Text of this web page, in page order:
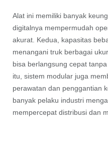
Alat ini memiliki banyak
digitalnya mempermudah
akurat. Kedua, kapasitas
menangani truk berbagai
bisa berlangsung cepat
itu, sistem modular juga
perawatan dan penggantian
banyak pelaku industri
mempercepat distribusi dan